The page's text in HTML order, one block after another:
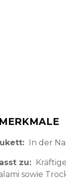
In der
zu
sowie